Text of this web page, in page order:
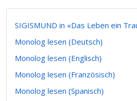
SIGISMUND in «Das Leben ein
Monolog lesen (Deutsch)
Monolog lesen (Englisch)
Monolog lesen (Französisch)
Monolog lesen (Spanisch)